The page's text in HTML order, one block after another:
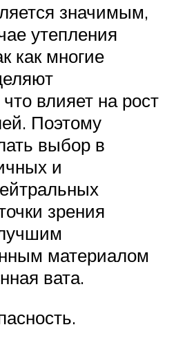
значимым,
утепления
как многие
влияет на рост
Поэтому
выбор в
и
зрения
материалом
вата.